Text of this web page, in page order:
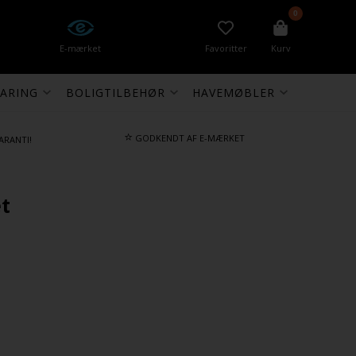
E-mærket Favoritter
0
Kurv
BOLIGTILBEHØR HAVEMØBLER
⭐ GODKENDT AF E-MÆRKET